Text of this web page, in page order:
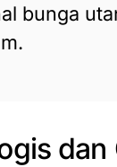
bunga
dan